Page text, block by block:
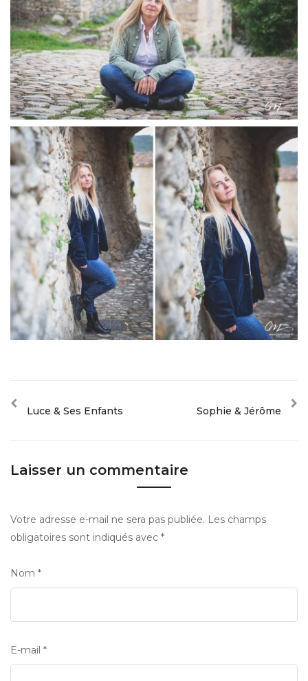
Luce & Ses Enfants Sophie & Jérôme
Laisser un commentaire
Votre adresse e-mail ne sera pas publiée. Les champs
obligatoires sont indiqués avec *
Nom *
E-mail *